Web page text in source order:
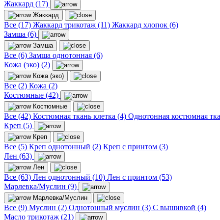
Жаккард (17)
Жаккард
Все (17) Жаккард трикотаж (11) Жаккард хлопок (6)
Замша (6)
Замша
Все (6) Замша однотонная (6)
Кожа (эко) (2)
Кожа (эко)
Все (2) Кожа (2)
Костюмные (42)
Костюмные
Все (42) Костюмная ткань клетка (4) Однотонная костюмная
Креп (5)
Креп
Все (5) Креп однотонный (2) Креп с принтом (3)
Лен (63)
Лен
Все (63) Лен однотонный (10) Лен с принтом (53)
Марлевка/Муслин (9)
Марлевка/Муслин
Все (9) Муслин (2) Однотонный муслин (3) С вышивкой (4)
Масло трикотаж (21)